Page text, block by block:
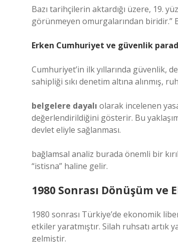
Bazı tarihçilerin aktardığı üzere, 19.
görünmeyen omurgalarından biridir.”
Erken Cumhuriyet ve güvenlik
Cumhuriyet’in ilk yıllarında güvenlik,
sahipliği sıkı denetim altına alınmış,
belgelere dayalı olarak incelenen
değerlendirildiğini gösterir. Bu
devlet eliyle sağlanması.
bağlamsal analiz burada önemli bir
“istisna” haline gelir.
1980 Sonrası Dönüşüm
1980 sonrası Türkiye’de ekonomik
etkiler yaratmıştır. Silah ruhsatı artık
gelmiştir.